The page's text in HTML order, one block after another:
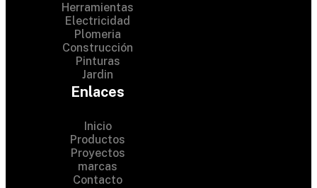
Herramientas
Electricidad
Plomeria
Construcción
Pinturas
Jardin
Enlaces
Inicio
Productos
Proyectos
marcas
Contacto